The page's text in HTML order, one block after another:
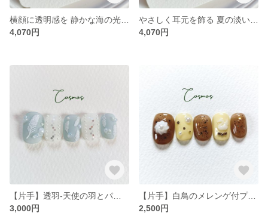
4,070円
4,070円
3,000円
【片手】白鳥のメレンゲ付プリン/パール/カラフルレトロネイルチップ/サイズオーダー
2,500円